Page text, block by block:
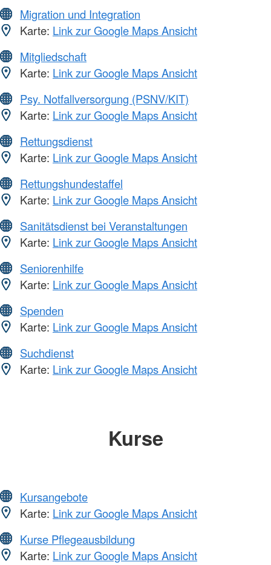
Migration und Integration
Karte: Link zur Google Maps Ansicht
Mitgliedschaft
Karte: Link zur Google Maps Ansicht
Psy. Notfallversorgung (PSNV/KIT)
Karte: Link zur Google Maps Ansicht
Rettungsdienst
Karte: Link zur Google Maps Ansicht
Rettungshundestaffel
Karte: Link zur Google Maps Ansicht
Sanitätsdienst bei Veranstaltungen
Karte: Link zur Google Maps Ansicht
Seniorenhilfe
Karte: Link zur Google Maps Ansicht
Spenden
Karte: Link zur Google Maps Ansicht
Suchdienst
Karte: Link zur Google Maps Ansicht
Kurse
Kursangebote
Karte: Link zur Google Maps Ansicht
Kurse Pflegeausbildung
Karte: Link zur Google Maps Ansicht